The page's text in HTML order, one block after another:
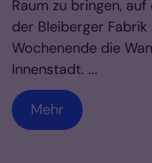
Raum zu bringen,
der Bleiberger
Wochenende die
Innenstadt. ...
Mehr